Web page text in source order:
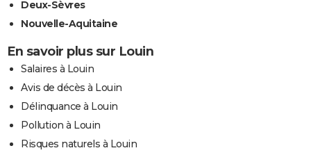
Deux-Sèvres
Nouvelle-Aquitaine
En savoir plus sur Louin
Salaires à Louin
Avis de décès à Louin
Délinquance à Louin
Pollution à Louin
Risques naturels à Louin